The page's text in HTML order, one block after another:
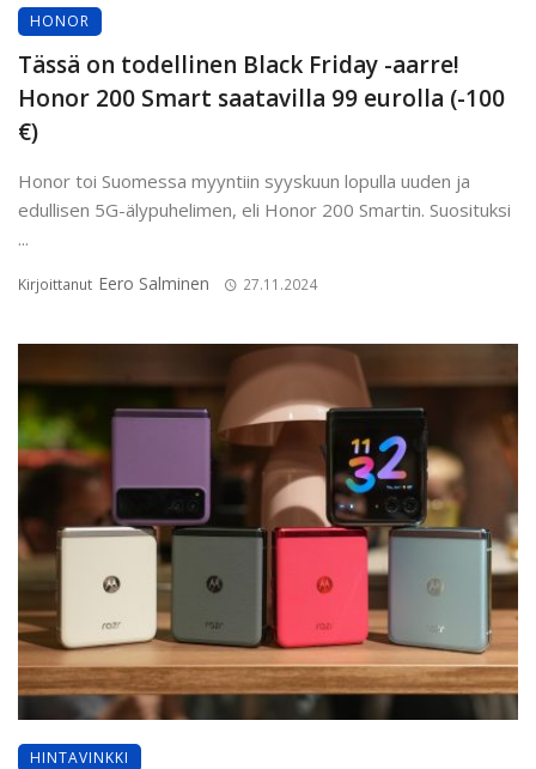
HONOR
Tässä on todellinen Black Friday -aarre!
Honor 200 Smart saatavilla 99 eurolla (-100
€)
Honor toi Suomessa myyntiin syyskuun lopulla uuden ja
edullisen 5G-älypuhelimen, eli Honor 200 Smartin. Suosituksi
...
Kirjoittanut Eero Salminen 27.11.2024
HINTAVINKKI